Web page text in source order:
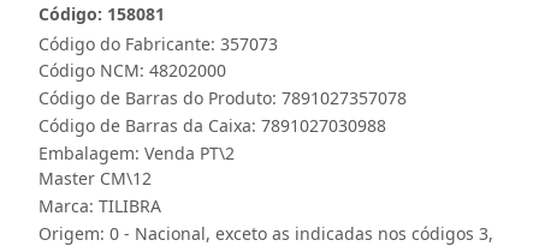
Código do Fabricante: 357073
Código: 158081
Código NCM: 48202000
Código de Barras do Produto: 7891027357078
Código de Barras da Caixa: 7891027030988
Embalagem: Venda PT\2
Master CM\12
Marca: TILIBRA
Origem: 0 - Nacional, exceto as indicadas nos códigos 3,